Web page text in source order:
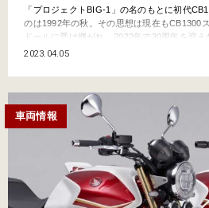
「プロジェクトBIG-1」の名のもとに初代
のは1992年の秋。その思想は現在もCB1300
ドールに受け継がれ、2022年で30周年を迎え
最長を誇るロングセラーモデルとなったBIG-
真弓悟史 ホ…
2023.04.05
車両情報